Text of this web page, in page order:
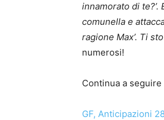
innamorato di te?’.
comunella e
ragione Max’. Ti
numerosi!
Continua a seguire
GF, Anticipazioni